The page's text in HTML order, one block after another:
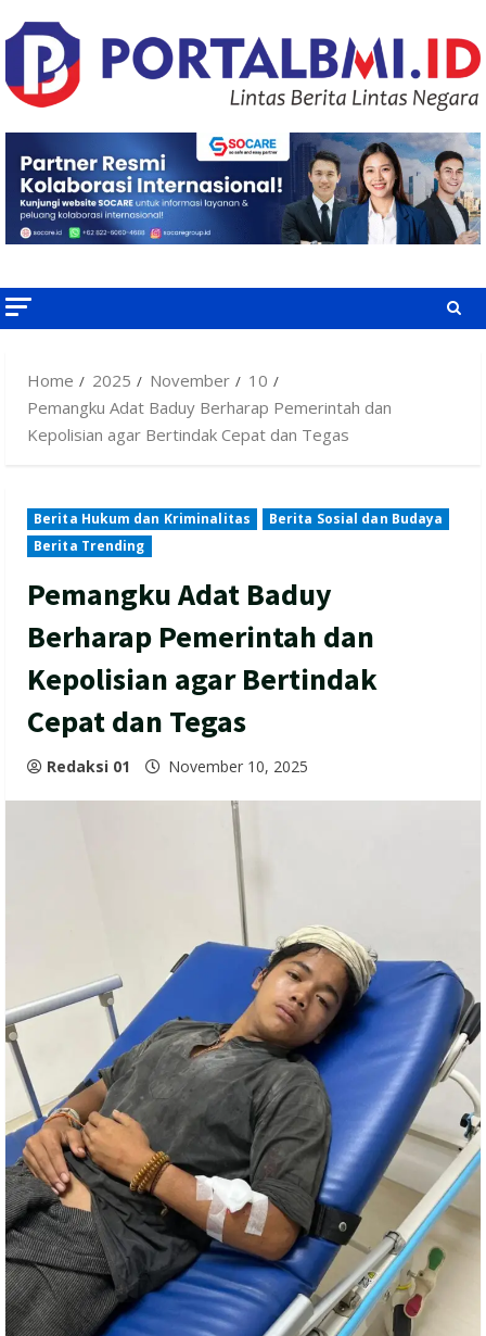
to
content
Home 2025 November
10
Pemangku Adat Baduy Berharap Pemerintah dan
Kepolisian agar Bertindak Cepat dan Tegas
Berita Hukum dan Kriminalitas
Berita Sosial dan Budaya
Berita Trending
Pemangku Adat Baduy
Berharap Pemerintah dan
Kepolisian agar Bertindak
Cepat dan Tegas
Redaksi 01 November 10, 2025